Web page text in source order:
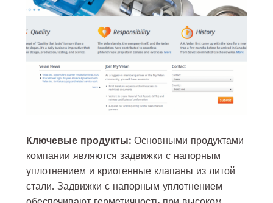
Ключевые продукты:Основными продуктами
компании являются задвижки с напорным
уплотнением и криогенные клапаны из литой
стали. Задвижки с напорным уплотнением